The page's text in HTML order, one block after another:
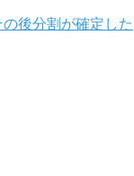
後分割が確定した